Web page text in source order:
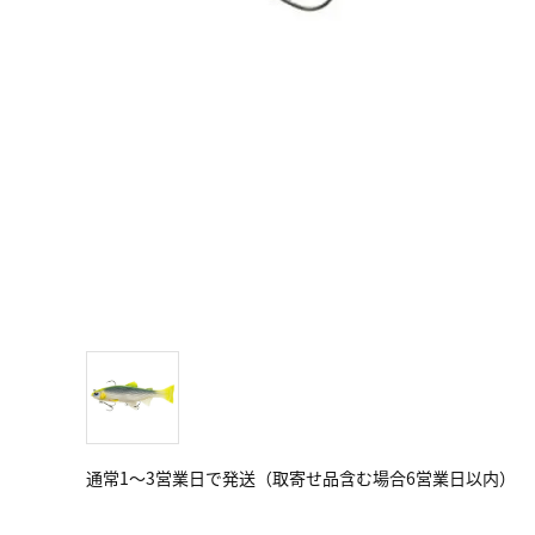
通常1～3営業日で発送（取寄せ品含む場合6営業日以内）